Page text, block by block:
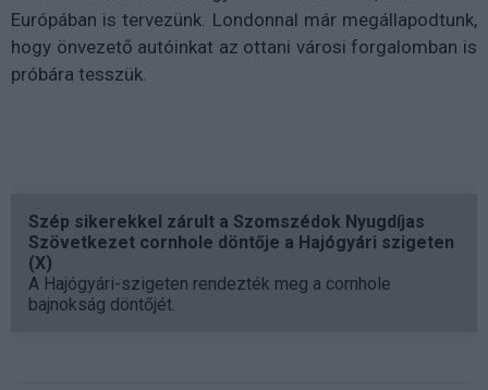
Európában is tervezünk. Londonnal már megállapodtunk,
hogy önvezető autóinkat az ottani városi forgalomban is
próbára tesszük.
Szép sikerekkel zárult a Szomszédok Nyugdíjas
Szövetkezet cornhole döntője a Hajógyári szigeten
(X)
A Hajógyári-szigeten rendezték meg a cornhole
bajnokság döntőjét.